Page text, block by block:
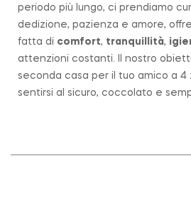
periodo più lungo, ci prendiamo
dedizione, pazienza e amore,
fatta di comfort, tranquillità,
attenzioni costanti. Il nostro
seconda casa per il tuo amico a 4
sentirsi al sicuro, coccolato e